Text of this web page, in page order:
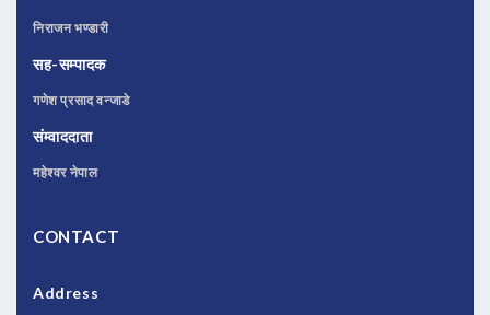
निराजन भण्डारी
सह-सम्पादक
गणेश प्रसाद वन्जाडे
संम्वाददाता
महेश्वर नेपाल
CONTACT
Address